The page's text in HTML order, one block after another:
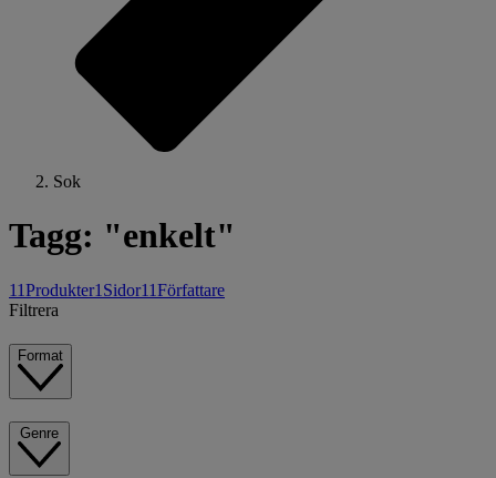
Sok
Tagg: "enkelt"
11Produkter1 Sidor11Författare
Filtrera
Format